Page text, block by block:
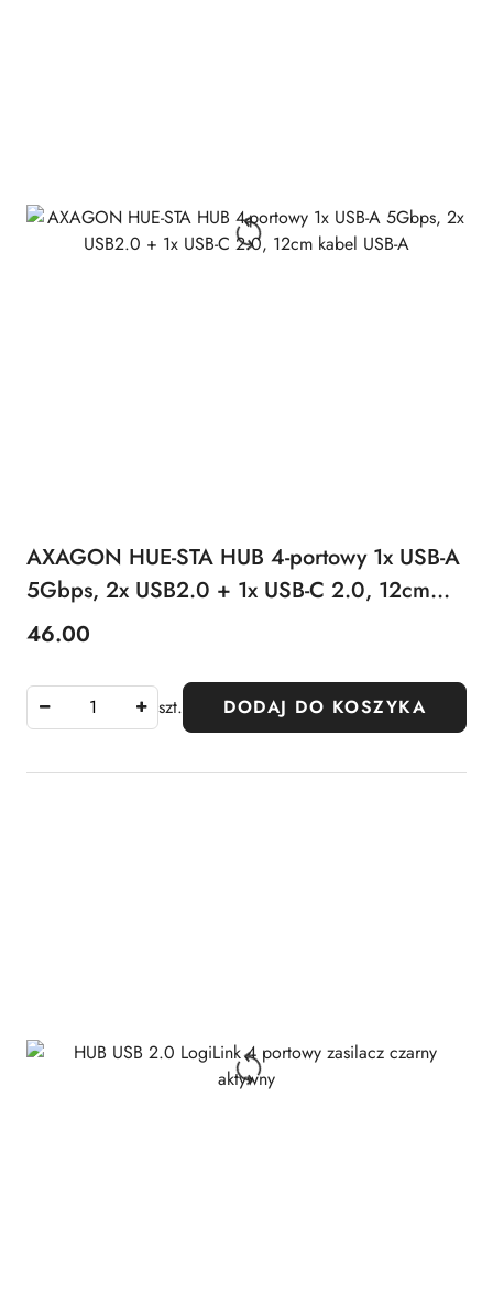
AXAGON HUE-STA HUB 4-portowy 1x USB-A
5Gbps, 2x USB2.0 + 1x USB-C 2.0, 12cm
kabel USB-A
Cena:
46.00
szt. DODAJ DO KOSZYKA